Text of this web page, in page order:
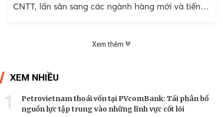
CNTT, lấn sân sang các ngành hàng mới và tiến
Xem thêm
XEM NHIỀU
1
Petrovietnam thoái vốn tại PVcomBank: Tái phân bổ
nguồn lực tập trung vào những lĩnh vực cốt lõi